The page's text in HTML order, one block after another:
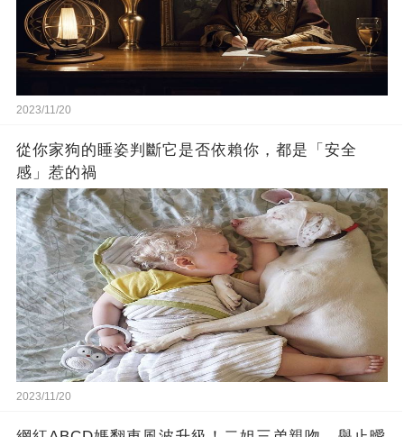
2023/11/20
從你家狗的睡姿判斷它是否依賴你，都是「安全
感」惹的禍
2023/11/20